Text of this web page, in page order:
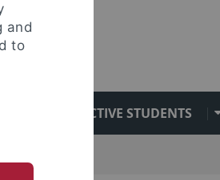
PROSPECTIVE STUDENTS
and
to